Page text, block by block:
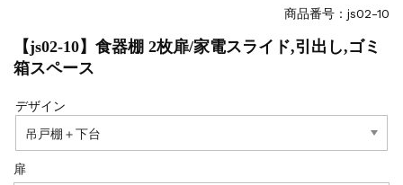
商品番号：js02-10
【js02-10】食器棚 2枚扉/家電スライド,引出し,ゴミ
箱スペース
デザイン
扉